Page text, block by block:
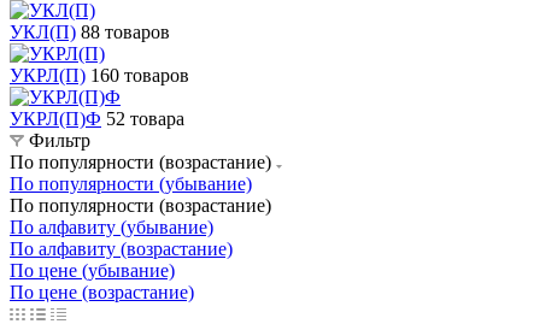
УКЛ(П) 88 товаров
УКРЛ(П) 160 товаров
УКРЛ(П)Ф 52 товара
Фильтр
По популярности (возрастание)
По популярности (убывание)
По популярности (возрастание)
По алфавиту (убывание)
По алфавиту (возрастание)
По цене (убывание)
По цене (возрастание)